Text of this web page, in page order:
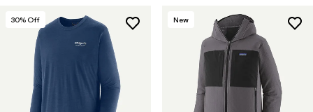
30% Off New